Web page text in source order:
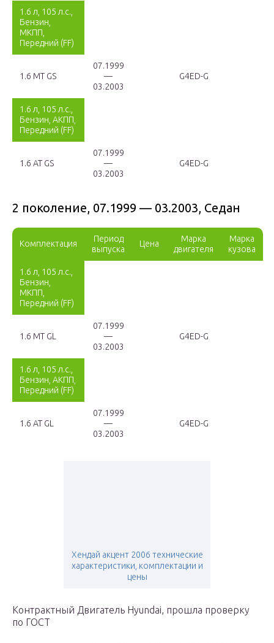
1.6 л, 105 л.с.,
Бензин,
МКПП,
Передний (FF)
1.6 MT GS
07.1999
—
03.2003
G4ED-G
1.6 л, 105 л.с.,
Бензин, АКПП,
Передний (FF)
1.6 AT GS
07.1999
—
03.2003
G4ED-G
2 поколение, 07.1999 — 03.2003, Седан
Комплектация
Период
выпуска
Цена
Марка
двигателя
Марка
кузова
1.6 л, 105 л.с.,
Бензин,
МКПП,
Передний (FF)
1.6 MT GL
07.1999
—
03.2003
G4ED-G
1.6 л, 105 л.с.,
Бензин, АКПП,
Передний (FF)
1.6 AT GL
07.1999
—
03.2003
G4ED-G
Хендай акцент 2006 технические
характеристики, комплектации и
цены
Контрактный Двигатель Hyundai, прошла проверку
по ГОСТ